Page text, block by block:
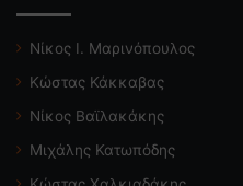
Νίκος Ι. Μαρινόπουλος
Κώστας Κάκκαβας
Νίκος Βαϊλακάκης
Μιχάλης Κατωπόδης